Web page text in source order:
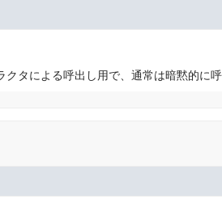
クタによる呼出し用で、通常は暗黙的に